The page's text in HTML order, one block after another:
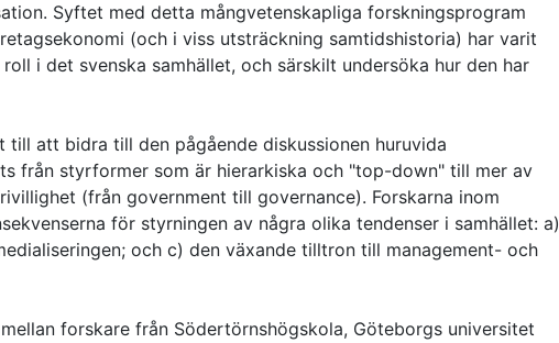
Syftet med detta mångvetenskapliga forskningsprogram
(och i viss utsträckning samtidshistoria) har varit
i det svenska samhället, och särskilt undersöka hur den har
att bidra till den pågående diskussionen huruvida
från styrformer som är hierarkiska och "top-down" till mer av
(från government till governance). Forskarna inom
för styrningen av några olika tendenser i samhället: a)
och c) den växande tilltron till management- och
forskare från Södertörnshögskola, Göteborgs universitet